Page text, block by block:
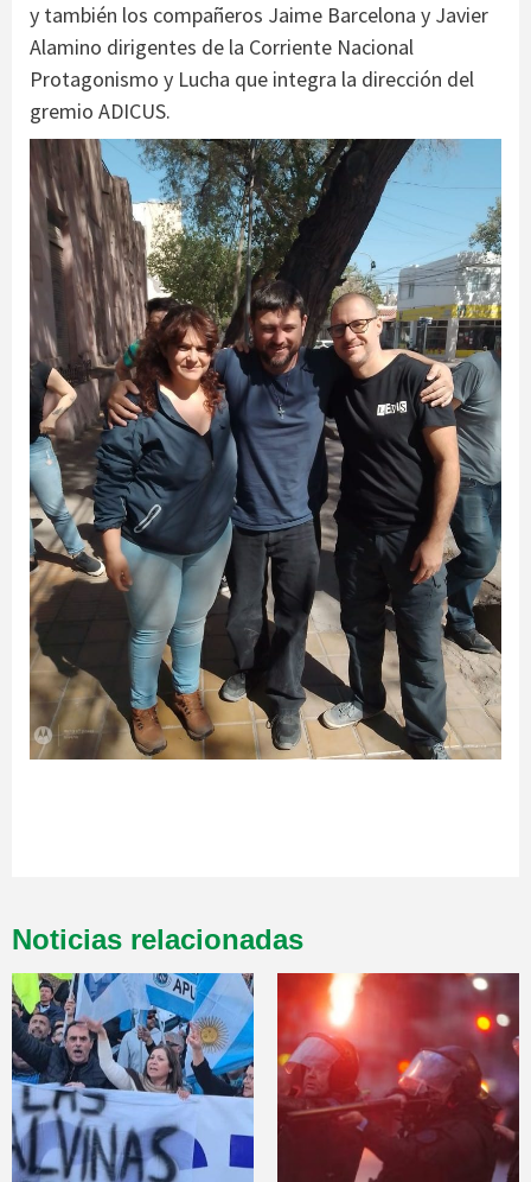
y también los compañeros Jaime Barcelona y Javier
Alamino dirigentes de la Corriente Nacional
Protagonismo y Lucha que integra la dirección del
gremio ADICUS.
Noticias relacionadas